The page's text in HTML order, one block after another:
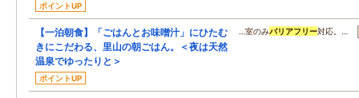
ポイントUP
【一泊朝食】「ごはんとお味噌汁」にひたむ
きにこだわる、里山の朝ごはん。＜夜は天然
温泉でゆったりと＞
ポイントUP
…室のみバリアフリー対応。…